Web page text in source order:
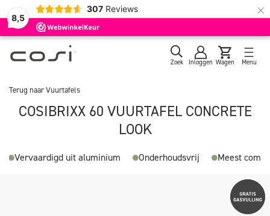
8,5
307 Reviews ×
Zoek Inloggen Wagen Menu
Terug naarVuurtafels
COSIBRIXX 60 VUURTAFEL CONCRETE
LOOK
Onderhoudsvrij Meest compacte vuurtafel